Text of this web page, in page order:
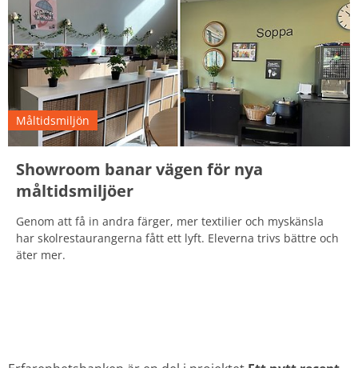
Måltidsmiljön
Showroom banar vägen för nya
måltidsmiljöer
Genom att få in andra färger, mer textilier och myskänsla
har skolrestaurangerna fått ett lyft. Eleverna trivs bättre och
äter mer.